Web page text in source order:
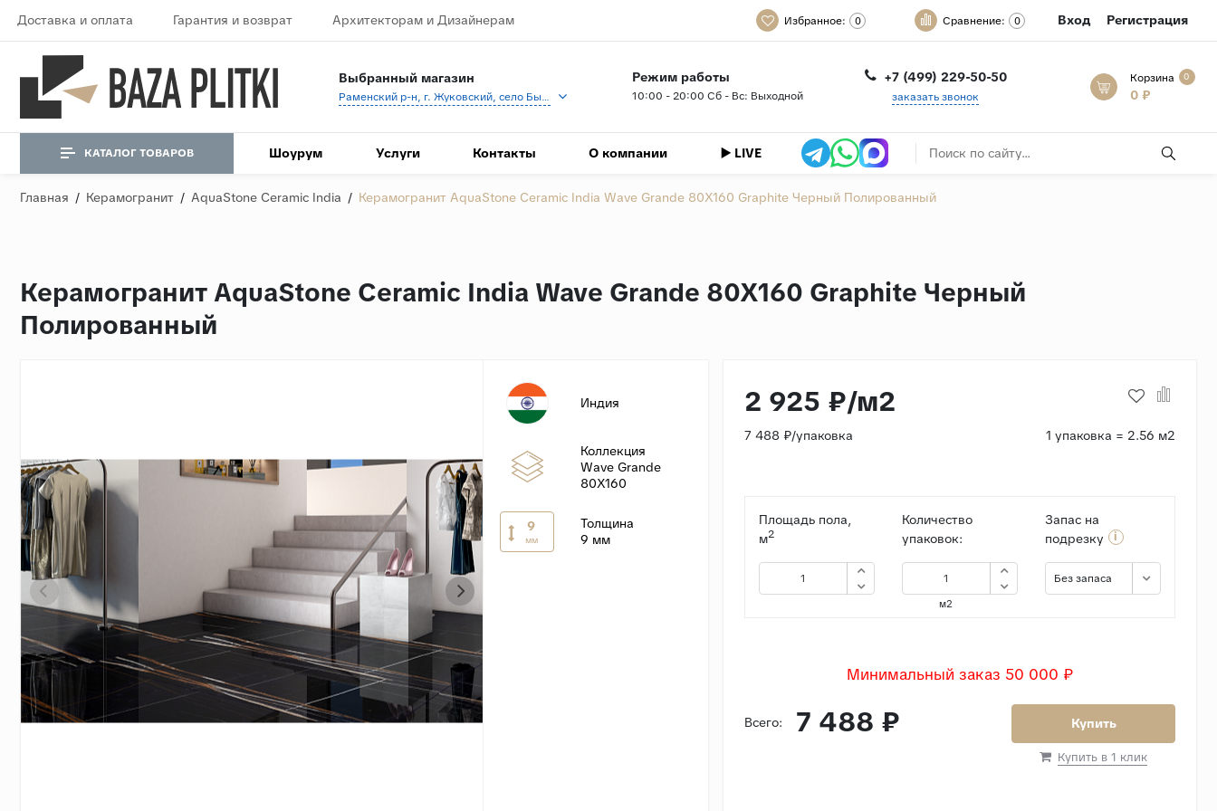
Доставка и оплата Гарантия и возврат Архитекторам и Дизайнерам Избранное: 0 Сравнение: 0 Вход Регистрация
Выбранный магазин
Раменский р-н, г. Жуковский, село Быково, кп Спартак, Береговая ул., 1
Режим работы
10:00 - 20:00 Сб - Вс: Выходной
+7 (499) 229-50-50
заказать звонок
Корзина 0
0 ₽
КАТАЛОГ ТОВАРОВ Шоурум Услуги Контакты О компании ▶️ LIVE
Главная / Керамогранит / AquaStone Ceramic India / Керамогранит AquaStone Ceramic India Wave Grande 80X160 Graphite Черный Полированный
Керамогранит AquaStone Ceramic India Wave Grande 80X160 Graphite Черный
Полированный
Индия
Коллекция
Wave Grande
80X160
9
мм
Толщина
9 мм
2 925 ₽/м2
7 488 ₽/упаковка 1 упаковка = 2.56 м2
Площадь пола,
м2
Количество
упаковок:
м2
Запас на
подрезку
i
Без запаса
Минимальный заказ 50 000 ₽
Всего: 7 488 ₽ Купить
Купить в 1 клик